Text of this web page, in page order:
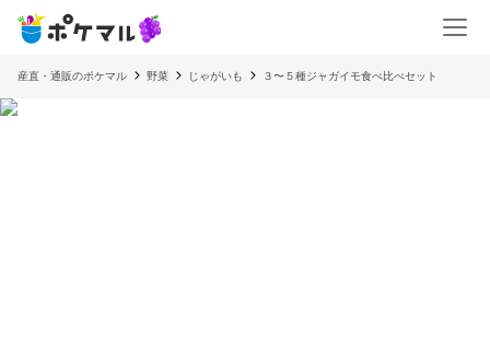
産直・通販のポケマル 野菜 じゃがいも ３〜５種ジャガイモ食べ比べセット